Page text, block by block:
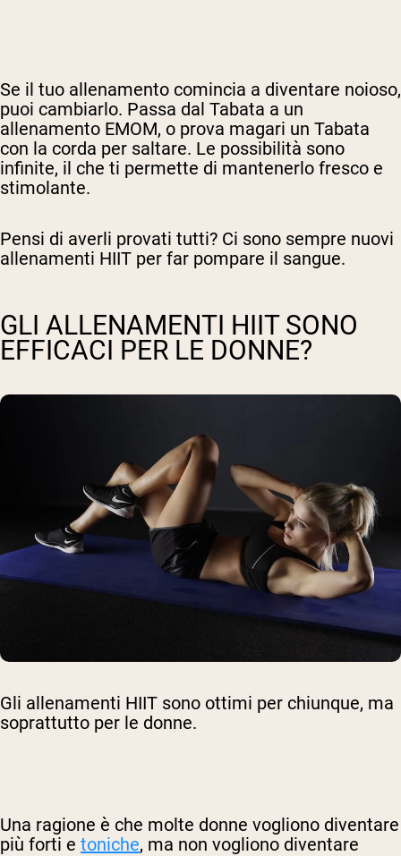
Se il tuo allenamento comincia a diventare noioso,
puoi cambiarlo. Passa dal Tabata a un
allenamento EMOM, o prova magari un Tabata
con la corda per saltare. Le possibilità sono
infinite, il che ti permette di mantenerlo fresco e
stimolante.
Pensi di averli provati tutti? Ci sono sempre nuovi
allenamenti HIIT per far pompare il sangue.
GLI ALLENAMENTI HIIT SONO
EFFICACI PER LE DONNE?
Gli allenamenti HIIT sono ottimi per chiunque, ma
soprattutto per le donne.
Una ragione è che molte donne vogliono diventare
più forti e toniche, ma non vogliono diventare